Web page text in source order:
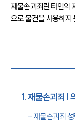
재물손괴죄란 타인의
으로 물건을 사용하지
1.재물손괴죄 |
- 재물손괴죄